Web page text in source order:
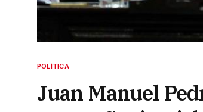
POLÍTICA
Juan Manuel